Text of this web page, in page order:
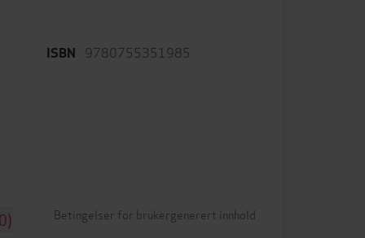
ISBN 9780755351985
Betingelser for brukergenerert innhold